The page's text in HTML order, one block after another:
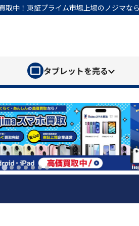
中！東証プライム市場上場のノジマな
タブレットを売る